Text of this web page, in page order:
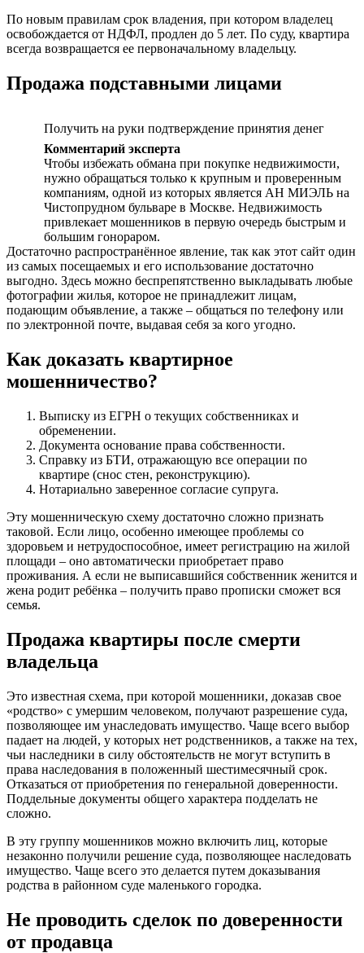
По новым правилам срок владения, при котором владелец
освобождается от НДФЛ, продлен до 5 лет. По суду, квартира
всегда возвращается ее первоначальному владельцу.
Продажа подставными лицами
Получить на руки подтверждение принятия денег
Комментарий эксперта
Чтобы избежать обмана при покупке недвижимости,
нужно обращаться только к крупным и проверенным
компаниям, одной из которых является АН МИЭЛЬ на
Чистопрудном бульваре в Москве. Недвижимость
привлекает мошенников в первую очередь быстрым и
большим гонораром.
Достаточно распространённое явление, так как этот сайт один
из самых посещаемых и его использование достаточно
выгодно. Здесь можно беспрепятственно выкладывать любые
фотографии жилья, которое не принадлежит лицам,
подающим объявление, а также – общаться по телефону или
по электронной почте, выдавая себя за кого угодно.
Как доказать квартирное
мошенничество?
Выписку из ЕГРН о текущих собственниках и
обременении.
Документа основание права собственности.
Справку из БТИ, отражающую все операции по
квартире (снос стен, реконструкцию).
Нотариально заверенное согласие супруга.
Эту мошенническую схему достаточно сложно признать
таковой. Если лицо, особенно имеющее проблемы со
здоровьем и нетрудоспособное, имеет регистрацию на жилой
площади – оно автоматически приобретает право
проживания. А если не выписавшийся собственник женится и
жена родит ребёнка – получить право прописки сможет вся
семья.
Продажа квартиры после смерти
владельца
Это известная схема, при которой мошенники, доказав свое
«родство» с умершим человеком, получают разрешение суда,
позволяющее им унаследовать имущество. Чаще всего выбор
падает на людей, у которых нет родственников, а также на тех,
чьи наследники в силу обстоятельств не могут вступить в
права наследования в положенный шестимесячный срок.
Отказаться от приобретения по генеральной доверенности.
Поддельные документы общего характера подделать не
сложно.
В эту группу мошенников можно включить лиц, которые
незаконно получили решение суда, позволяющее наследовать
имущество. Чаще всего это делается путем доказывания
родства в районном суде маленького городка.
Не проводить сделок по доверенности
от продавца